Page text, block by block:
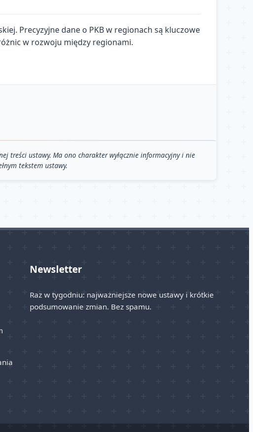
Precyzyjne dane o PKB w regionach są kluczowe
w rozwoju między regionami.
treści ustawy. Ma ono charakter wyłącznie informacyjny i nie
tekstem ustawy.
Newsletter
Raz w tygodniu: najważniejsze nowe ustawy i krótkie
podsumowanie zmian. Bez spamu.